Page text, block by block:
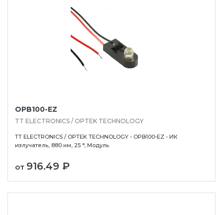
OPB100-EZ
TT ELECTRONICS / OPTEK TECHNOLOGY
TT ELECTRONICS / OPTEK TECHNOLOGY - OPB100-EZ - ИК
излучатель, 880 нм, 25 °, Модуль
от 916.49 ₽